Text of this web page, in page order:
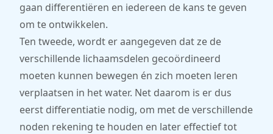
gaan differentiëren en iedereen de kans te geven
om te ontwikkelen.
Ten tweede, wordt er aangegeven dat ze de
verschillende lichaamsdelen gecoördineerd
moeten kunnen bewegen én zich moeten leren
verplaatsen in het water. Net daarom is er dus
eerst differentiatie nodig, om met de verschillende
noden rekening te houden en later effectief tot